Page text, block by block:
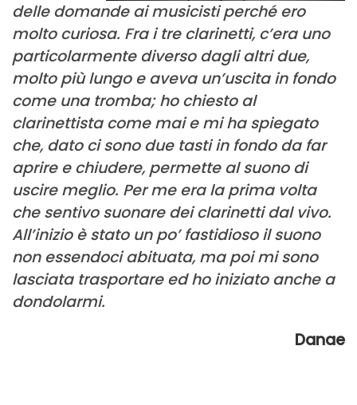
delledomande ai musicisti perché ero
molto curiosa. Fra i tre clarinetti, c’era uno
particolarmente diverso dagli altri due,
molto più lungo e aveva un’uscita in fondo
come una tromba; ho chiesto al
clarinettista come mai e mi ha spiegato
che, dato ci sono due tasti in fondo da far
aprire e chiudere, permette al suono di
uscire meglio. Per me era la prima volta
che sentivo suonare dei clarinetti dal vivo.
All’inizio è stato un po’ fastidioso il suono
non essendoci abituata, ma poimi sono
lasciata trasportare ed ho iniziato anche a
dondolarmi.
Danae